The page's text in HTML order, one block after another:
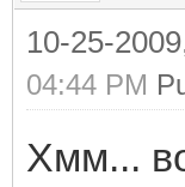
10-25-
04:44 PM
Хмм...